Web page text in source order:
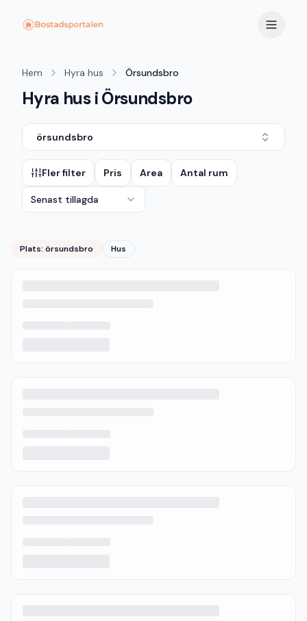
Hem Hyra hus Örsundsbro
Hyra hus i Örsundsbro
örsundsbro
Fler filter Pris Area Antal rum
Senast tillagda
Plats: örsundsbro Hus